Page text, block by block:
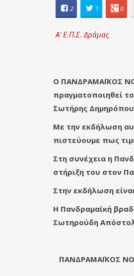
2 1 0
Α' Ε.Π.Σ. Δράμας
Ο ΠΑΝΔΡΑΜΑΪΚΟΣ
πραγματοποιηθεί
Σωτήρης
Με την εκδήλωση
πιστεύουμε πως
Στη συνέχεια η
στήριξη του στον
Στην εκδήλωση
Η Πανδραμαϊκή
Σωτηρούδη
ΠΑΝΔΡΑΜΑΪΚΟΣ